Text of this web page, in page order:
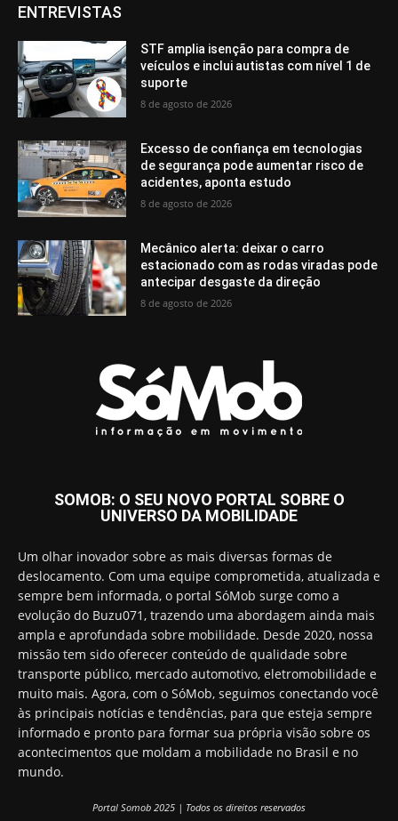
ENTREVISTAS
STF amplia isenção para compra de
veículos e inclui autistas com nível 1 de
suporte
8 de agosto de 2026
Excesso de confiança em tecnologias
de segurança pode aumentar risco de
acidentes, aponta estudo
8 de agosto de 2026
Mecânico alerta: deixar o carro
estacionado com as rodas viradas pode
antecipar desgaste da direção
8 de agosto de 2026
SOMOB: O SEU NOVO PORTAL SOBRE O
UNIVERSO DA MOBILIDADE
Um olhar inovador sobre as mais diversas formas de
deslocamento. Com uma equipe comprometida, atualizada e
sempre bem informada, o portal SóMob surge como a
evolução do Buzu071, trazendo uma abordagem ainda mais
ampla e aprofundada sobre mobilidade. Desde 2020, nossa
missão tem sido oferecer conteúdo de qualidade sobre
transporte público, mercado automotivo, eletromobilidade e
muito mais. Agora, com o SóMob, seguimos conectando você
às principais notícias e tendências, para que esteja sempre
informado e pronto para formar sua própria visão sobre os
acontecimentos que moldam a mobilidade no Brasil e no
mundo.
Portal Somob 2025 | Todos os direitos reservados